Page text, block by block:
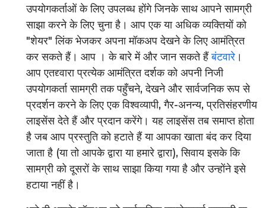
उपयोगकर्ताओं के लिए उपलब्ध होंगे जिनके साथ आपने सामग्री
साझा करने के लिए चुना है। आप एक या अधिक व्यक्तियों को
"शेयर" लिंक भेजकर अपना मॉकअप देखने के लिए आमंत्रित
कर सकते हैं। आप । के बारे में और जान सकते हैंबंटवारे ।
आप एतद्द्वारा प्रत्येक आमंत्रित दर्शक को अपनी निजी
उपयोगकर्ता सामग्री तक पहुँचने, देखने और सार्वजनिक रूप से
प्रदर्शन करने के लिए एक विश्वव्यापी, गैर-अनन्य, प्रतिसंहरणीय
लाइसेंस देते हैं और प्रदान करेंगे। यह लाइसेंस तब समाप्त होता
है जब आप प्रस्तुति को हटाते हैं या आपका खाता बंद कर दिया
जाता है (या तो आपके द्वारा या हमारे द्वारा), सिवाय इसके कि
सामग्री को दूसरों के साथ साझा किया गया है और उन्होंने इसे
हटाया नहीं है।